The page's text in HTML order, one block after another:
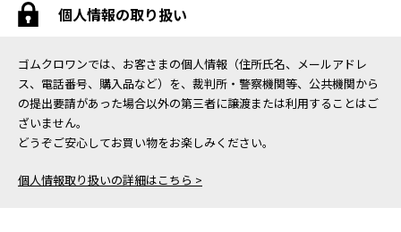
個人情報の取り扱い
ゴムクロワンでは、お客さまの個人情報（住所氏名、メールアドレ
ス、電話番号、購入品など）を、裁判所・警察機関等、公共機関から
の提出要請があった場合以外の第三者に譲渡または利用することはご
ざいません。
どうぞご安心してお買い物をお楽しみください。
個人情報取り扱いの詳細はこちら >